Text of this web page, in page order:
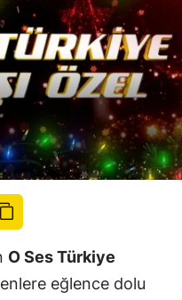
O Ses Türkiye
eğlence dolu